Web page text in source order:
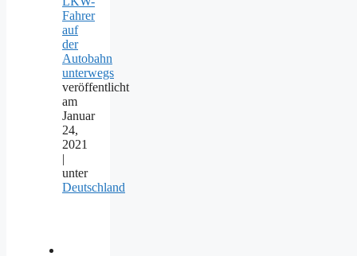
Fahrer
auf
der
Autobahn
unterwegs
veröffentlicht
am
Januar
24,
2021
|
unter
Deutschland